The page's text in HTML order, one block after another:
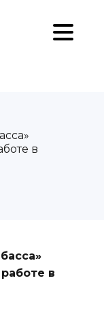
в
в